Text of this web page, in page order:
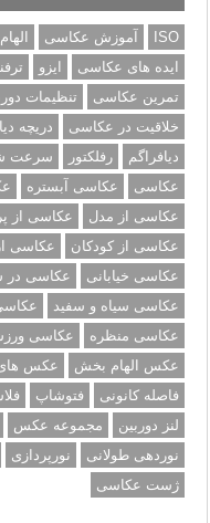
ISO آموزش عکاسی
ایده های عکاسی
ایزو
تمرین عکاسی
تنظیمات
خلاقیت در عکاسی
دریچه
دیافراگم
رفلکتور سرعت
عکاسی
عکاسی آبستره
عکاسی از مدل
عکاسی از
عکاسی از کودکان
عکاسی
عکاسی خیابانی
عکاسی
عکاسی سیاه و سفید
عکاسی منظره
عکاسی
عکس الهام بخش
عکس
فاصله کانونی
فتوشاپ
لنز دوربین
مجموعه عکس
نوردهی طولانی
نورپردازی
ژست عکاسی